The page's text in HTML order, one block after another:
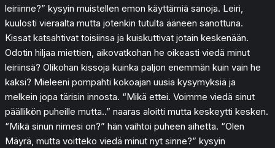
leiriinne?” kysyin muistellen emon käyttämiä sanoja. Leiri,
kuulosti vieraalta mutta jotenkin tutulta ääneen sanottuna.
Kissat katsahtivat toisiinsa ja kuiskuttivat jotain keskenään.
Odotin hiljaa miettien, aikovatkohan he oikeasti viedä minut
leiriinsä? Olikohan kissoja kuinka paljon enemmän kuin vain he
kaksi? Mieleeni pompahti kokoajan uusia kysymyksiä ja
melkein jopa tärisin innosta. “Mikä ettei. Voimme viedä sinut
päällikön puheille mutta..” naaras aloitti mutta keskeytti kesken.
“Mikä sinun nimesi on?” hän vaihtoi puheen aihetta. “Olen
Mäyrä, mutta voitteko viedä minut nyt sinne?” kysyin